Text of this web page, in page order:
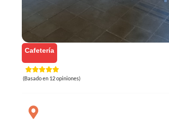
Cafetería
(Basado en 12 opiniones)